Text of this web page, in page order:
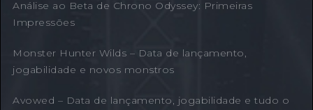
Análise ao Beta de Chrono Odyssey: Primeiras
Impressões
Monster Hunter Wilds – Data de lançamento,
jogabilidade e novos monstros
Avowed – Data de lançamento, jogabilidade e tudo o